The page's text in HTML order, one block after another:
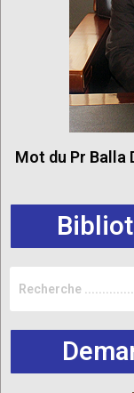
Mot du Pr Balla